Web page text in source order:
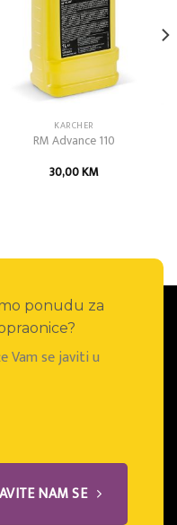
KARCHER
RM Advance 110
30,00KM
ponudu za
Vam se javiti u
NAM SE